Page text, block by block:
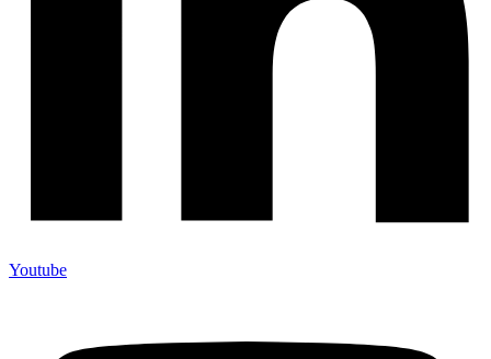
Youtube